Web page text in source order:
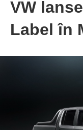
VW
Label în